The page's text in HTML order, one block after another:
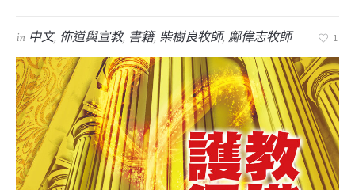
in 中文, 佈道與宣教, 書籍, 柴樹良牧師,鄺偉志牧師 1